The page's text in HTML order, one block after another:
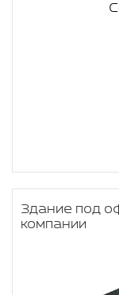
Здание под
компании